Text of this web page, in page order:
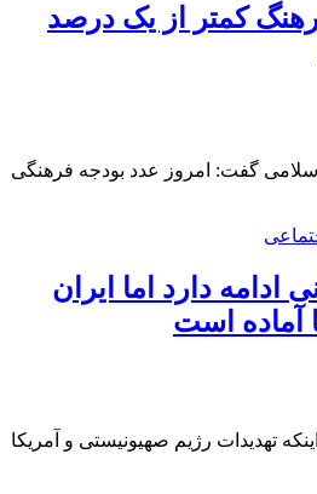
کمتر از یک درصد
گفت: امروز عدد بودجه فرهنگی
دارد اما ایران
آماده است
تهدیدات رژیم صهیونیستی و آمریکا